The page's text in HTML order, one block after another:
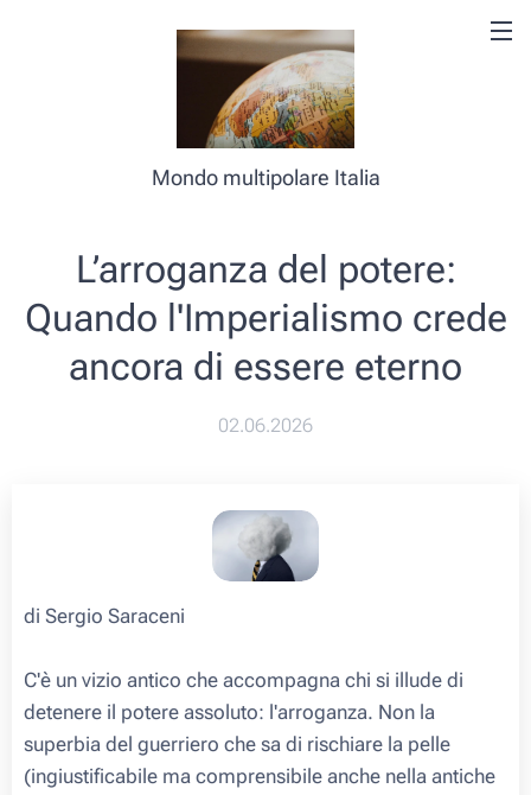
Mondo multipolare Italia
L’arroganza del potere:
Quando l'Imperialismo crede
ancora di essere eterno
02.06.2026
di Sergio Saraceni
C'è un vizio antico che accompagna chi si illude di
detenere il potere assoluto: l'arroganza. Non la
superbia del guerriero che sa di rischiare la pelle
(ingiustificabile ma comprensibile anche nella antiche